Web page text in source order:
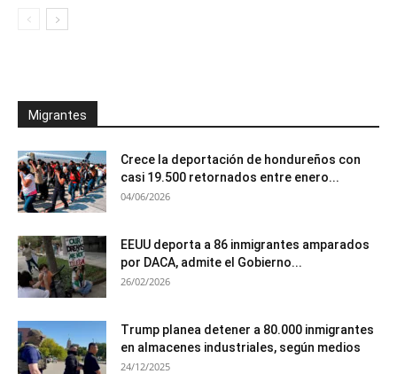
Migrantes
Crece la deportación de hondureños con
casi 19.500 retornados entre enero...
04/06/2026
EEUU deporta a 86 inmigrantes amparados
por DACA, admite el Gobierno...
26/02/2026
Trump planea detener a 80.000 inmigrantes
en almacenes industriales, según medios
24/12/2025